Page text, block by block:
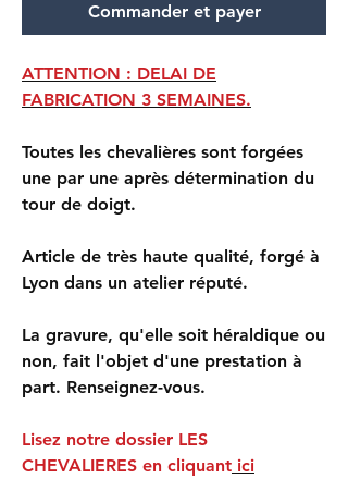
Commander et payer
ATTENTION : DELAI DE
FABRICATION 3 SEMAINES.
Toutes les chevalières sont forgées
une par une après détermination du
tour de doigt.
Article de très haute qualité, forgé à
Lyon dans un atelier réputé.
La gravure, qu'elle soit héraldique ou
non, fait l'objet d'une prestation à
part. Renseignez-vous.
Lisez notre dossier LES
CHEVALIERES en cliquant ici